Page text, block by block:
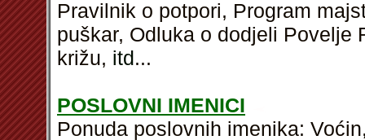
Pravilnik o potpori, Program
puškar, Odluka o dodjeli Povelje
križu, itd...
POSLOVNI IMENICI
Ponuda poslovnih imenika: